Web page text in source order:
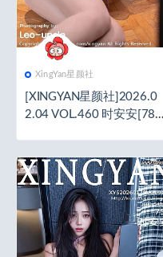
XingYan星颜社
[XINGYAN星颜社]2026.0
2.04 VOL.460 时安安[78+